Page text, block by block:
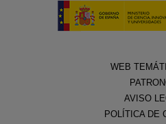
WEB
AVISO
POLÍTICA DE